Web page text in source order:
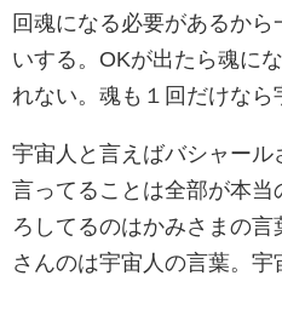
回魂になる必要があるか
いする。OKが出たら魂に
れない。魂も１回だけなら
宇宙人と言えばバシャー
言ってることは全部が本
ろしてるのはかみさまの
さんのは宇宙人の言葉。宇